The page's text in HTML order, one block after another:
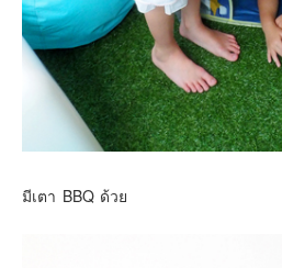
มีเตา BBQ ด้วย